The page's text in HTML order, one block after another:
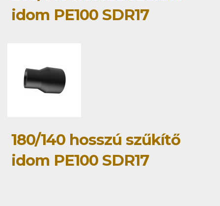
idom PE100 SDR17
180/140 hosszú szűkítő
idom PE100 SDR17